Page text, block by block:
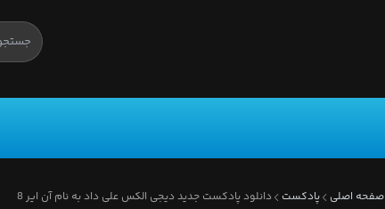
صفحه اصلی پادکست دانلود پادکست جدید دیجی الکس علی داد به نام آن ایر 8